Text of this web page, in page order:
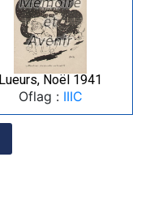
Lueurs, Noël 1941
Oflag : IIIC